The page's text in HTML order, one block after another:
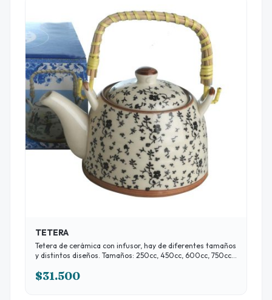
TETERA
Tetera de cerámica con infusor, hay de diferentes tamaños
y distintos diseños. Tamaños: 250cc, 450cc, 600cc, 750cc,
interés
$31.500